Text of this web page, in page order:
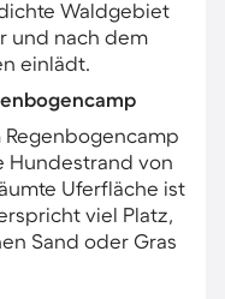
Waldgebiet
und nach dem
einlädt.
Hundestrand von
Uferfläche ist
viel Platz,
Sand oder Gras